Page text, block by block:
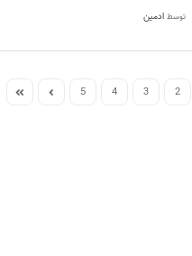
توسطادمین
2
3
4
5